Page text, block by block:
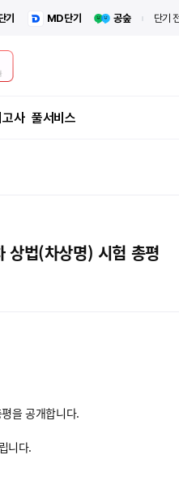
기 MD단기 공숲 단기
사 풀서비스
법(차상명) 시험 총평
을 공개합니다.
니다.